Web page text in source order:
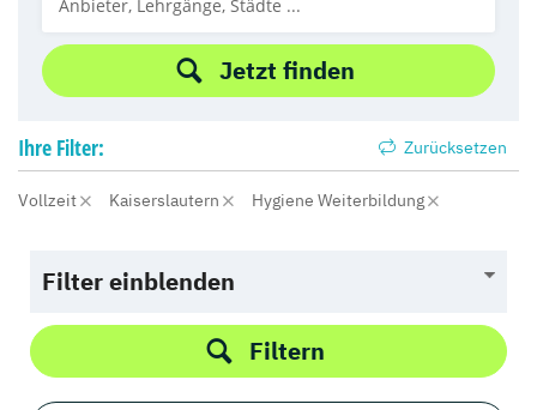
Jetzt finden
Ihre Filter: Zurücksetzen
Vollzeit Kaiserslautern Hygiene Weiterbildung
Filter einblenden
Filtern